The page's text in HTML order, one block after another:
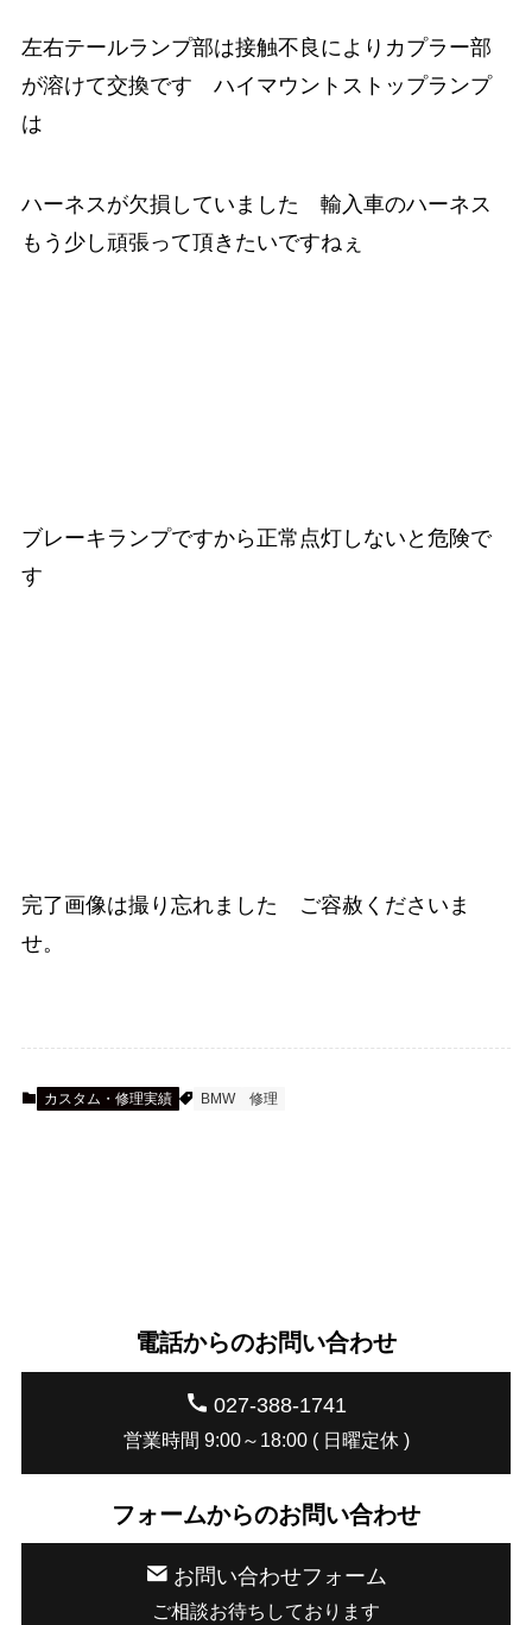
左右テールランプ部は接触不良によりカプラー部
が溶けて交換です ハイマウントストップランプ
は
ハーネスが欠損していました 輸入車のハーネス
もう少し頑張って頂きたいですねぇ
ブレーキランプですから正常点灯しないと危険で
す
完了画像は撮り忘れました ご容赦くださいま
せ。
カスタム・修理実績 BMW 修理
電話からのお問い合わせ
027-388-1741
営業時間 9:00～18:00 ( 日曜定休 )
フォームからのお問い合わせ
お問い合わせフォーム
ご相談お待ちしております